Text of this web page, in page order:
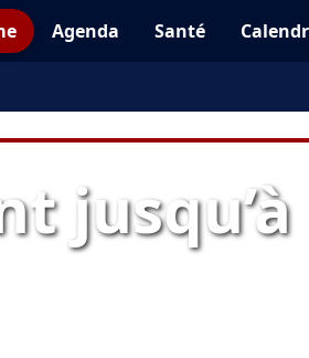
Agenda Santé